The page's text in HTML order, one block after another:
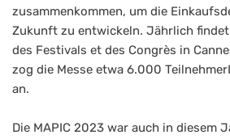
zusammenkommen, um die
Zukunft zu entwickeln. Jährlich findet
des Festivals et des Congrès in
zog die Messe etwa 6.000
an.
Die MAPIC 2023 war auch in diesem